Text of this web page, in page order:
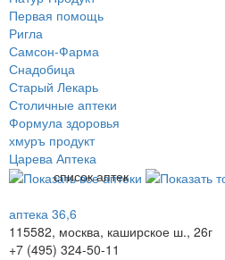
Первая помощь
Ригла
Самсон-Фарма
Снадобица
Старый Лекарь
Столичные аптеки
Формула здоровья
хмуръ продукт
Царева Аптека
список аптек
аптека 36,6
115582, москва, каширское ш., 26г
+7 (495) 324-50-11